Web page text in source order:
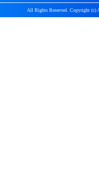
All Rights Reserved. Copyright (c)